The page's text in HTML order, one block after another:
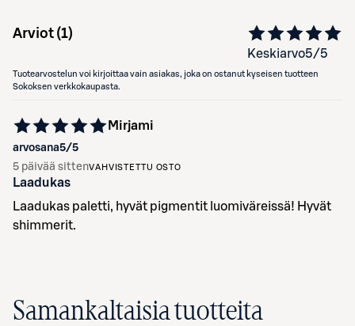
Arviot (1)
Keskiarvo5/5
Tuotearvostelun voi kirjoittaa vain asiakas, joka on ostanut kyseisen tuotteen
Sokoksen verkkokaupasta.
arvosana5/5
Mirjami
5 päivää sittenVAHVISTETTU OSTO
Laadukas
Laadukas paletti, hyvät pigmentit luomiväreissä! Hyvät
shimmerit.
Samankaltaisia tuotteita